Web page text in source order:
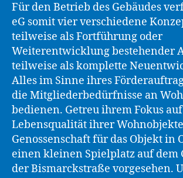
Für den Betrieb des Gebäudes
eG somit vier verschiedene
teilweise als Fortführung oder
Weiterentwicklung bestehender
teilweise als komplette
Alles im Sinne ihres
die Mitgliederbedürfnisse an
bedienen. Getreu ihrem Fokus
Lebensqualität ihrer
Genossenschaft für das Objekt in
einen kleinen Spielplatz auf dem
der Bismarckstraße vorgesehen.